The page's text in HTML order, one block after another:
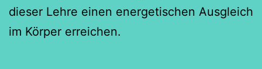
dieser Lehre einen energetischen Ausgleich
im Körper erreichen.